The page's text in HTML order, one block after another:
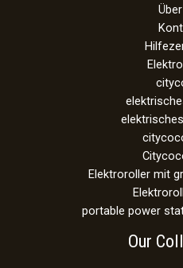
Elektroroller mit
portable power
Our